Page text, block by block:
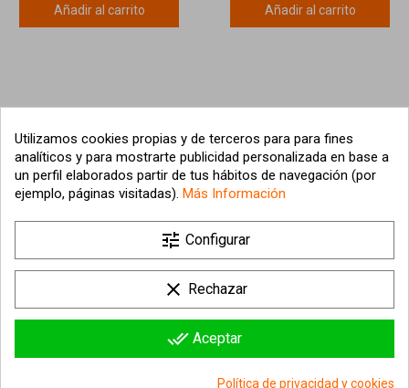
Añadir al carrito Añadir al carrito
Información sobre la tienda 
Utilizamos cookies propias y de terceros para para fines
analíticos y para mostrarte publicidad personalizada en base a
un perfil elaborados partir de tus hábitos de navegación (por
ejemplo, páginas visitadas). Más Información
tune Configurar
clear Rechazar
done_all Aceptar
Política de privacidad y cookies